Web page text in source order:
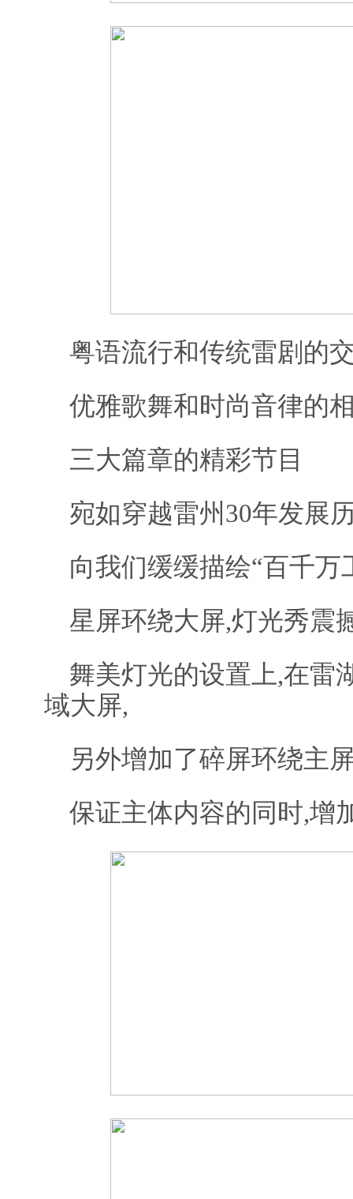
粤语流行和传统雷剧的
优雅歌舞和时尚音律的
三大篇章的精彩节目
宛如穿越雷州30年发展
向我们缓缓描绘“百千万
星屏环绕大屏,灯光秀震
舞美灯光的设置上,在雷
域大屏,
另外增加了碎屏环绕主
保证主体内容的同时,增